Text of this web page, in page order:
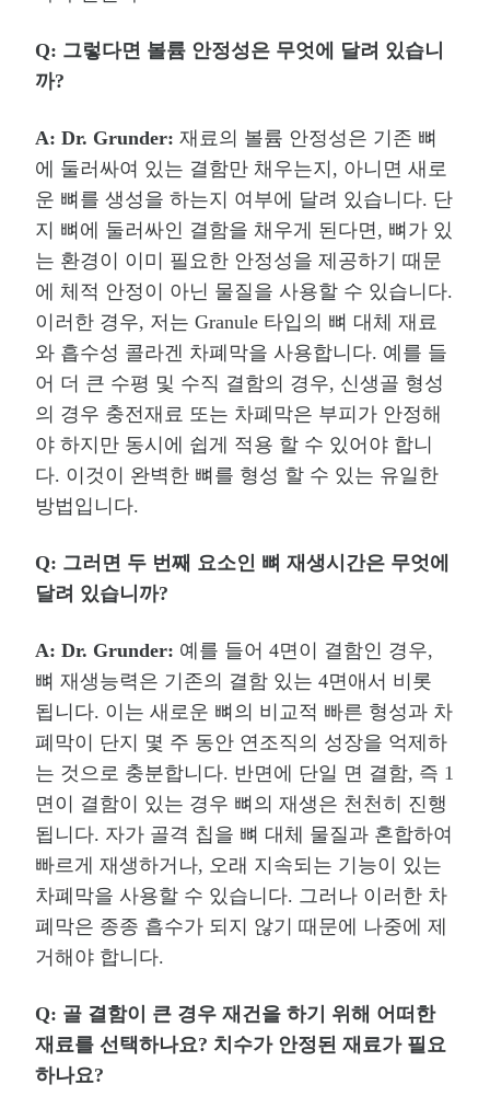
Q: 그렇다면 볼륨 안정성은 무엇에 달려 있습니
까?
A: Dr. Grunder: 재료의 볼륨 안정성은 기존 뼈
에 둘러싸여 있는 결함만 채우는지 , 아니면 새로
운 뼈를 생성을 하는지 여부에 달려 있습니다. 단
지 뼈에 둘러싸인 결함을 채우게 된다면, 뼈가 있
는 환경이 이미 필요한 안정성을 제공하기 때문
에 체적 안정이 아닌 물질을 사용할 수 있습니다.
이러한 경우, 저는 Granule 타입의 뼈 대체 재료
와 흡수성 콜라겐 차폐막을 사용합니다. 예를 들
어 더 큰 수평 및 수직 결함의 경우, 신생골 형성
의 경우 충전재료 또는 차폐막은 부피가 안정해
야 하지만 동시에 쉽게 적용 할 수 있어야 합니
다. 이것이 완벽한 뼈를 형성 할 수 있는 유일한
방법입니다.
Q: 그러면 두 번째 요소인 뼈 재생시간은 무엇에
달려 있습니까?
A: Dr. Grunder: 예를 들어 4면이 결함인 경우,
뼈 재생능력은 기존의 결함 있는 4면애서 비롯
됩니다. 이는 새로운 뼈의 비교적 빠른 형성과 차
폐막이 단지 몇 주 동안 연조직의 성장을 억제하
는 것으로 충분합니다. 반면에 단일 면 결함, 즉 1
면이 결함이 있는 경우 뼈의 재생은 천천히 진행
됩니다. 자가 골격 칩을 뼈 대체 물질과 혼합하여
빠르게 재생하거나, 오래 지속되는 기능이 있는
차폐막을 사용할 수 있습니다. 그러나 이러한 차
폐막은 종종 흡수가 되지 않기 때문에 나중에 제
거해야 합니다.
Q: 골 결함이 큰 경우 재건을 하기 위해 어떠한
재료를 선택하나요? 치수가 안정된 재료가 필요
하나요?